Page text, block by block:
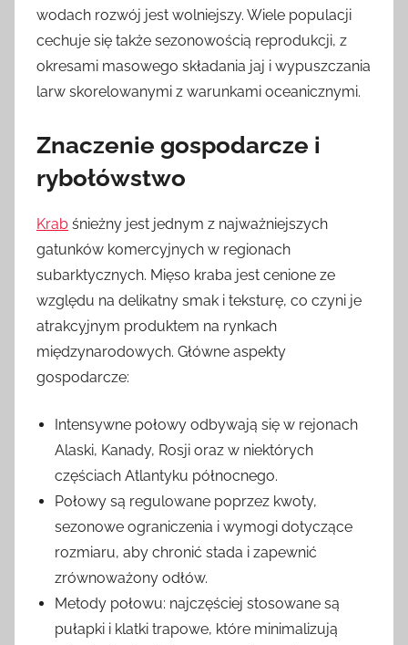
wodach rozwój jest wolniejszy. Wiele populacji
cechuje się także sezonowością reprodukcji, z
okresami masowego składania jaj i wypuszczania
larw skorelowanymi z warunkami oceanicznymi.
Znaczenie gospodarcze i
rybołówstwo
Krab śnieżny jest jednym z najważniejszych
gatunków komercyjnych w regionach
subarktycznych. Mięso kraba jest cenione ze
względu na delikatny smak i teksturę, co czyni je
atrakcyjnym produktem na rynkach
międzynarodowych. Główne aspekty
gospodarcze:
Intensywne połowy odbywają się w rejonach
Alaski, Kanady, Rosji oraz w niektórych
częściach Atlantyku północnego.
Połowy są regulowane poprzez kwoty,
sezonowe ograniczenia i wymogi dotyczące
rozmiaru, aby chronić stada i zapewnić
zrównoważony odłów.
Metody połowu: najczęściej stosowane są
pułapki i klatki trapowe, które minimalizują